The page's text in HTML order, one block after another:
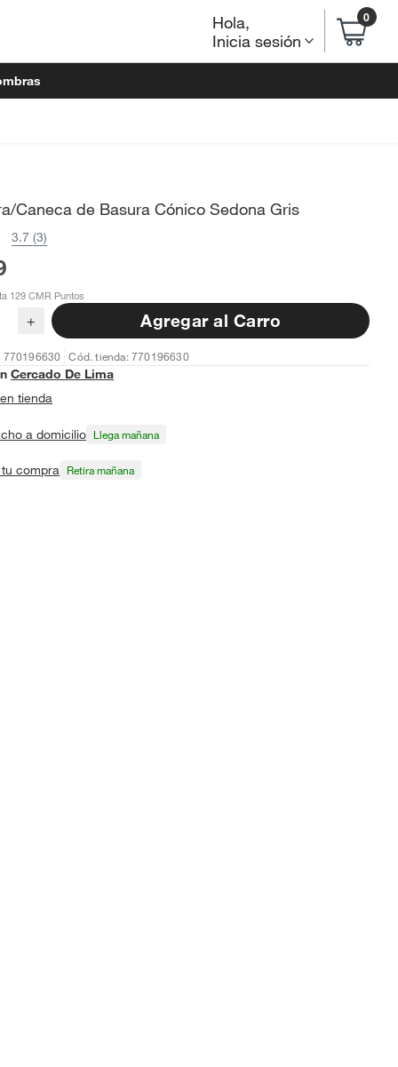
Hola,
Inicia sesión
0
Caneca de Basura Cónico Sedona Gris
3.7 (3)
129 CMR Puntos
+ Agregar al Carro
Cód. tienda: 770196630
Cercado De Lima
tienda
a domicilio Llega mañana
compra Retira mañana